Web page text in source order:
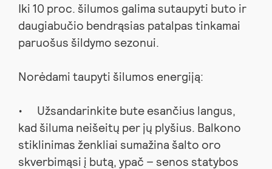
Iki 10 proc. šilumos galima sutaupyti buto ir
daugiabučio bendrąsias patalpas tinkamai
paruošus šildymo sezonui.
Norėdami taupyti šilumos energiją:
Užsandarinkite bute esančius langus,
kad šiluma neišeitų per jų plyšius. Balkono
stiklinimas ženkliai sumažina šalto oro
skverbimąsi į butą, ypač – senos statybos